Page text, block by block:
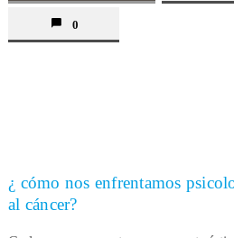
0
¿ cómo nos enfrentamos
al cáncer?